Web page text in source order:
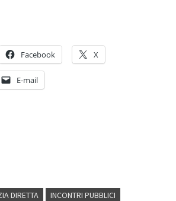
Facebook X
E-mail
DIRETTA INCONTRI PUBBLICI